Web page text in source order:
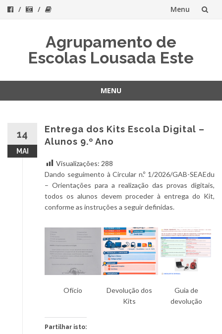
Menu
content
Agrupamento de
Escolas Lousada Este
MENU
14
MAI
Entrega dos Kits Escola Digital –
Alunos 9.º Ano
Visualizações: 288
Dando seguimento à Circular n.º 1/2026/GAB-SEAEdu
– Orientações para a realização das provas digitais,
todos os alunos devem proceder à entrega do Kit,
conforme as instruções a seguir definidas.
Ofício
Devolução dos
Kits
Guia de
devolução
Partilhar isto: